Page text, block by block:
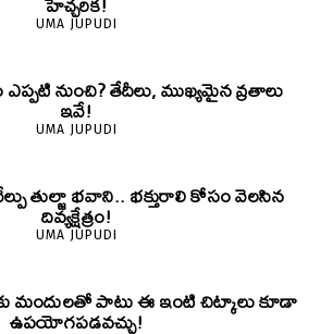
UMA JUPUDI
నుంచి? తేదీలు, ముఖ్యమైన వ్రతాలు
ఇవే!
UMA JUPUDI
తుల్జా భవాని.. భక్తురాలి కోసం వెలసిన
దివ్యక్షేత్రం!
UMA JUPUDI
మందులతో పాటు ఈ ఇంటి చిట్కాలు కూడా
ఉపయోగపడవచ్చు!